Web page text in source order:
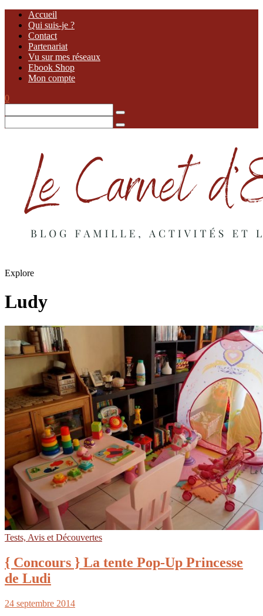
Accueil
Qui suis-je ?
Contact
Partenariat
Vu sur mes réseaux
Ebook Shop
Mon compte
0
Explore
Ludy
Tests, Avis et Découvertes
{ Concours } La tente Pop-Up Princesse
de Ludi
24 septembre 2014